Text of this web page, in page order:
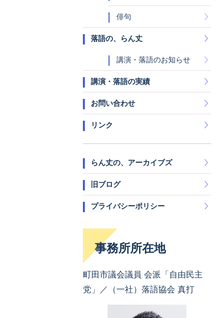
俳句
落語の、らん丈
講演・落語のお知らせ
講演・落語の実績
お問い合わせ
リンク
らん丈の、アーカイブズ
旧ブログ
プライバシーポリシー
事務所所在地
町田市議会議員 会派「自由民主
党」／（一社）落語協会 真打